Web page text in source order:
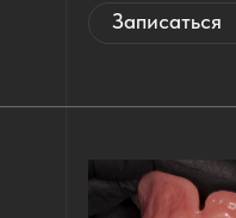
Записаться